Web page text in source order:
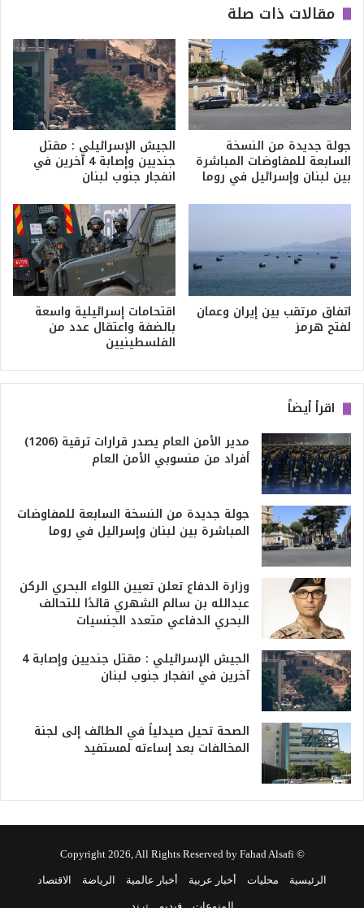
مقالات ذات صلة
جولة جديدة من النسخة
السابعة للمفاوضات المباشرة
بين لبنان وإسرائيل في روما
الجيش الإسرائيلي : مقتل
جنديين وإصابة 4 آخرين في
انفجار جنوب لبنان
اتفاق مرتقب بين إيران وعمان
لفتح هرمز
اقتحامات إسرائيلية واسعة
بالضفة واعتقال عدد من
الفلسطينيين
اقرأ أيضاً
مدير الأمن العام يصدر قرارات ترقية (1206)
أفراد من منسوبي الأمن العام
جولة جديدة من النسخة السابعة للمفاوضات
المباشرة بين لبنان وإسرائيل في روما
وزارة الدفاع تعلن تعيين اللواء البحري الركن
عبدالله بن سالم الشهري قائدًا للتحالف
البحري الدفاعي متعدد الجنسيات
الجيش الإسرائيلي : مقتل جنديين وإصابة 4
آخرين في انفجار جنوب لبنان
الصحة تحيل صيدلياً في الطائف إلى لجنة
المخالفات بعد إساءته لمستفيد
© Copyright 2026, All Rights Reserved by Fahad Alsafi
الرئيسية محليات أخبار عربية أخبار عالمية الرياضة الاقتصاد